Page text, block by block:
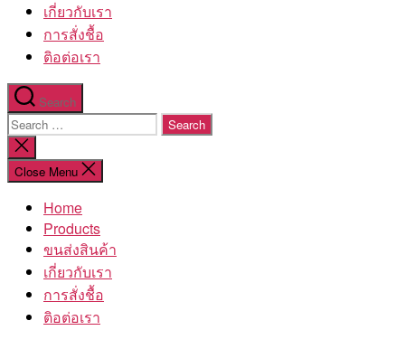
เกี่ยวกับเรา
การสั่งชื้อ
ติอต่อเรา
Search
Search
for:
Close
search
Close Menu
Home
Products
ขนส่งสินค้า
เกี่ยวกับเรา
การสั่งชื้อ
ติอต่อเรา